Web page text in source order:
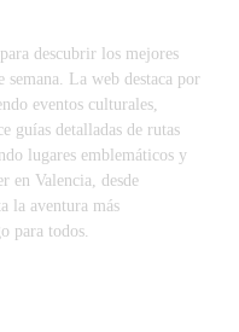
descubrir los mejores
semana. La web destaca por
eventos culturales,
guías detalladas de rutas
lugares emblemáticos y
en Valencia, desde
la aventura más
para todos.